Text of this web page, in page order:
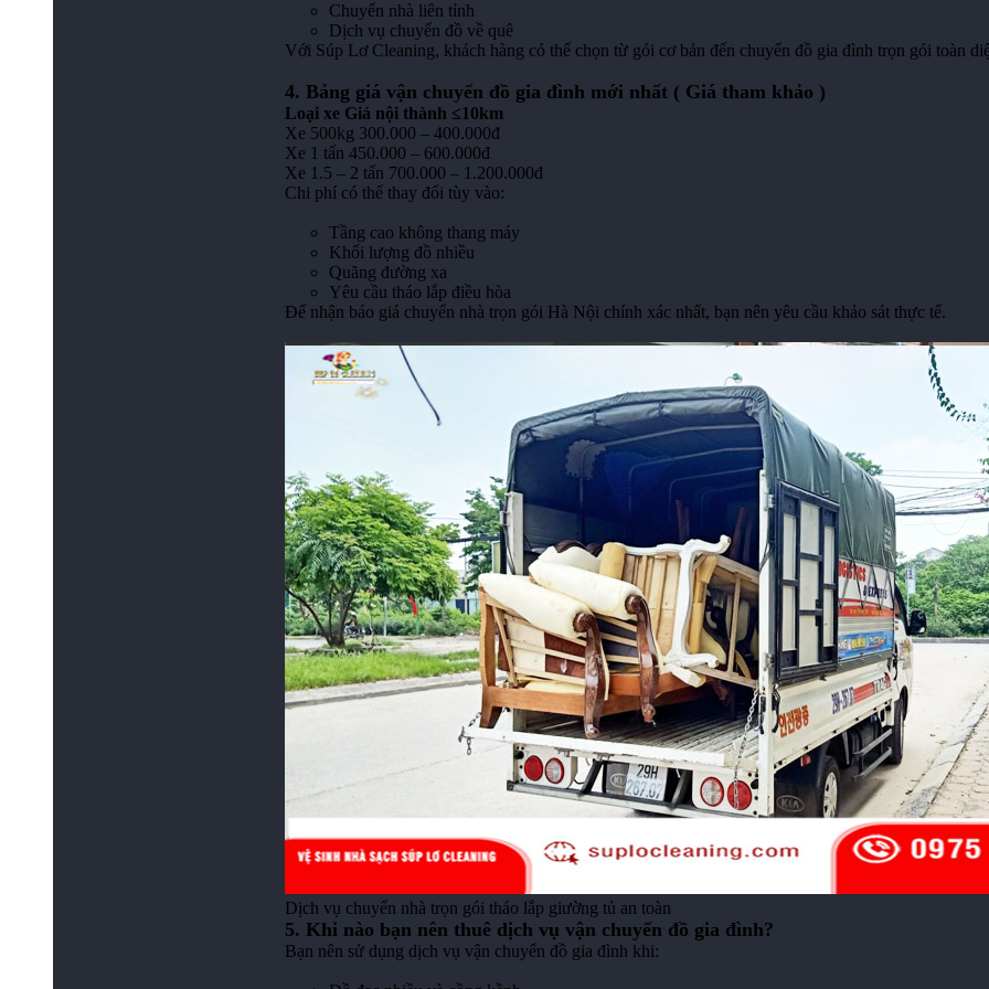
Chuyển nhà liên tỉnh
Dịch vụ chuyển đồ về quê
Với Súp Lơ Cleaning, khách hàng có thể chọn từ gói cơ bản đến chuyển đồ gia đình trọn gói toàn
4. Bảng giá vận chuyển đồ gia đình mới nhất ( Giá tham khảo )
Loại xe Giá nội thành ≤10km
Xe 500kg 300.000 – 400.000đ
Xe 1 tấn 450.000 – 600.000đ
Xe 1.5 – 2 tấn 700.000 – 1.200.000đ
Chi phí có thể thay đổi tùy vào:
Tầng cao không thang máy
Khối lượng đồ nhiều
Quãng đường xa
Yêu cầu tháo lắp điều hòa
Để nhận báo giá chuyển nhà trọn gói Hà Nội chính xác nhất, bạn nên yêu cầu khảo sát thực tế.
Dịch vụ chuyển nhà trọn gói tháo lắp giường tủ an toàn
5. Khi nào bạn nên thuê dịch vụ vận chuyển đồ gia đình?
Bạn nên sử dụng dịch vụ vận chuyển đồ gia đình khi: